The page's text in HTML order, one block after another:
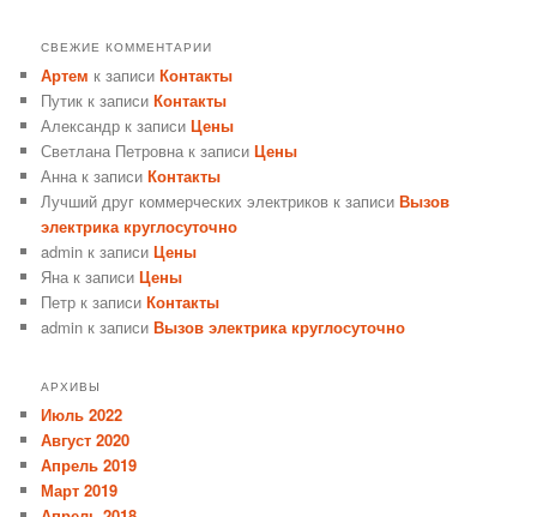
СВЕЖИЕ КОММЕНТАРИИ
Артем к записиКонтакты
Путик к записиКонтакты
Александр к записиЦены
Светлана Петровна к записиЦены
Анна к записиКонтакты
Лучший друг коммерческих электриков к записиВызов
электрика круглосуточно
admin к записиЦены
Яна к записиЦены
Петр к записиКонтакты
admin к записиВызов электрика круглосуточно
АРХИВЫ
Июль 2022
Август 2020
Апрель 2019
Март 2019